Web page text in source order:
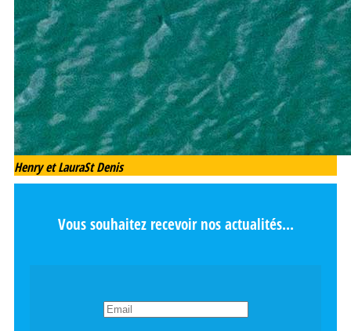
Henry et LauraSt Denis
Vous souhaitez recevoir nos actualités...